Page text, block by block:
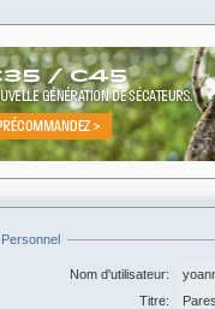
Personnel
Nom d'utilisateur:
Titre: